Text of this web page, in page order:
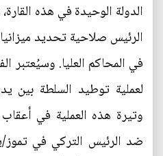
الدولة الوحيدة في هذه
الرئيس صلاحية تحديد
في المحاكم العليا. وسيُعتبر
لعملية توطيد السلطة بين
وتيرة هذه العملية في
ضد الرئيس التركي في تموز/